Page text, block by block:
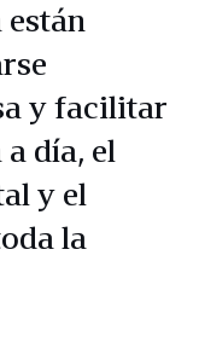
están
y facilitar
día, el
y el
la